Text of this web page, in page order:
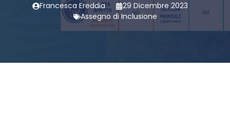
Francesca Ereddia
29 Dicembre 2023
Assegno di Inclusione